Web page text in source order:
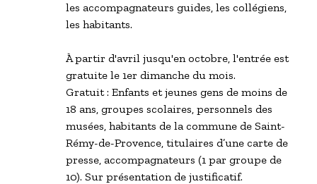
les accompagnateurs guides, les collégiens,
les habitants.
À partir d'avril jusqu'en octobre, l'entrée est
gratuite le 1er dimanche du mois.
Gratuit : Enfants et jeunes gens de moins de
18 ans, groupes scolaires, personnels des
musées, habitants de la commune de Saint-
Rémy-de-Provence, titulaires d’une carte de
presse, accompagnateurs (1 par groupe de
10). Sur présentation de justificatif.